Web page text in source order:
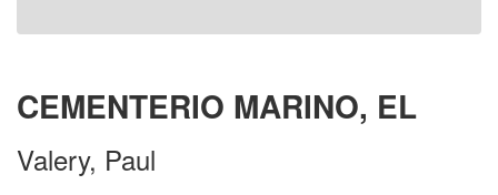
CEMENTERIO MARINO, EL
Valery, Paul